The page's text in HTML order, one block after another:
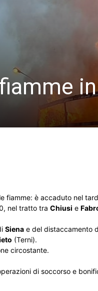
fiamme: è accaduto nel
nel tratto tra Chiusi e
Siena e del distaccamento
(Terni).
circostante.
di soccorso e